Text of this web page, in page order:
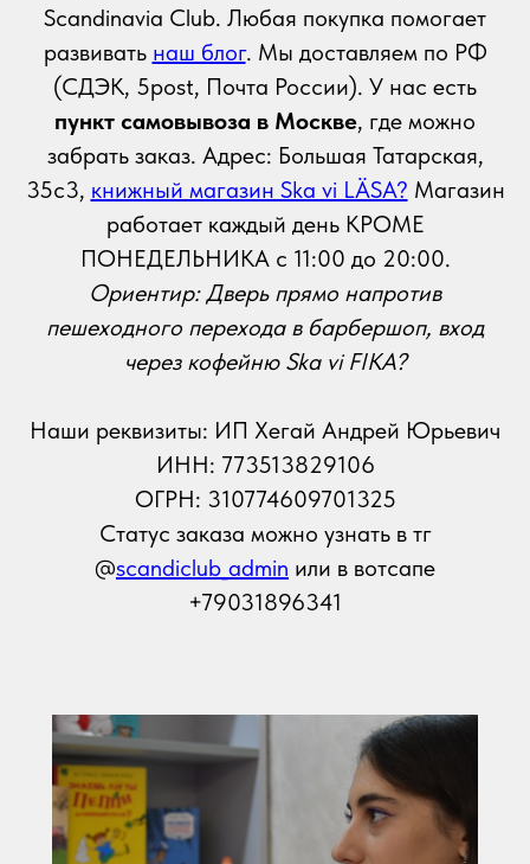
Scandinavia Club. Любая покупка помогает
развивать наш блог. Мы доставляем по РФ
(СДЭК, 5post, Почта России). У нас есть
пункт самовывоза в Москве, где можно
забрать заказ. Адрес: Большая Татарская,
35с3, книжный магазин Ska vi LÄSA? Магазин
работает каждый день КРОМЕ
ПОНЕДЕЛЬНИКА с 11:00 до 20:00.
Ориентир: Дверь прямо напротив
пешеходного перехода в барбершоп, вход
через кофейню Ska vi FIKA?
Наши реквизиты: ИП Хегай Андрей Юрьевич
ИНН: 773513829106
ОГРН: 310774609701325
Статус заказа можно узнать в тг
@scandiclub_admin или в вотсапе
+79031896341